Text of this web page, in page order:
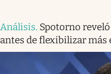
Análisis. Spotorno
antes de flexibilizar más